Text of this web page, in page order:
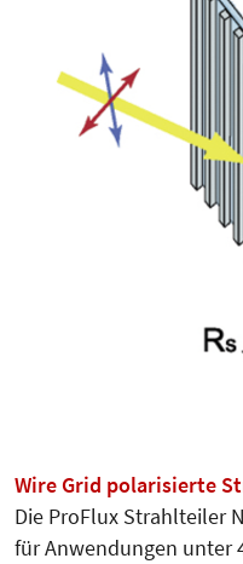
Wire Grid polarisierte
Die ProFlux Strahlteiler
für Anwendungen unter